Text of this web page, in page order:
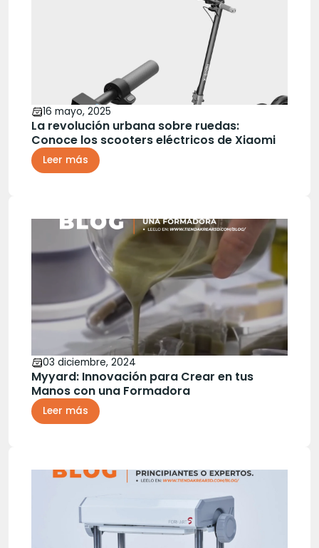
16 mayo, 2025
La revolución urbana sobre ruedas:
Conoce los scooters eléctricos de Xiaomi
Leer más
03 diciembre, 2024
Myyard: Innovación para Crear en tus
Manos con una Formadora
Leer más